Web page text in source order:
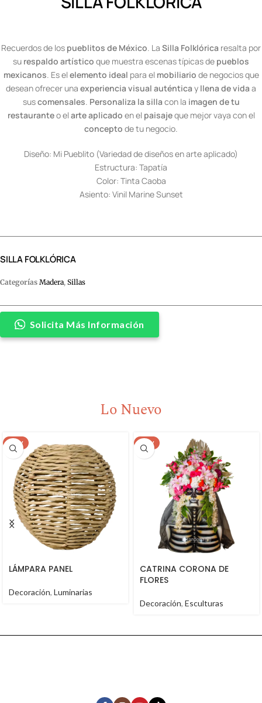
Recuerdos de los pueblitos de México. La Silla Folklórica resalta por
su respaldo artístico que muestra escenas típicas de pueblos
mexicanos. Es el elemento ideal para el mobiliario de negocios que
desean ofrecer una experiencia visual auténtica y llena de vida a
suscomensales. Personaliza la silla con la imagen de tu
restauranteo el arte aplicado en el paisajeque mejor vaya con el
concepto de tu negocio.
Diseño: Mi Pueblito (Variedad de diseños en arte aplicado)
Estructura: Tapatía
Color: Tinta Caoba
Asiento: Vinil Marine Sunset
SILLA FOLKLÓRICA
Categorías Madera, Sillas
Solicita Más Información
Lo Nuevo
NEW
LÁMPARA PANEL
Decoración, Luminarias
NEW
CATRINA CORONA DE
FLORES
Decoración, Esculturas